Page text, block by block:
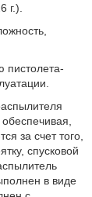
г.).
пистолета-
за счет того,
спусковой
в виде